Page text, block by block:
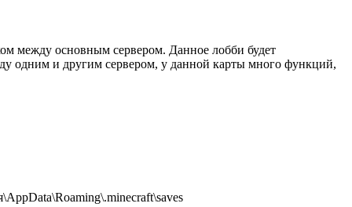
между основным сервером. Данное лобби будет
одним и другим сервером, у данной карты много функций,